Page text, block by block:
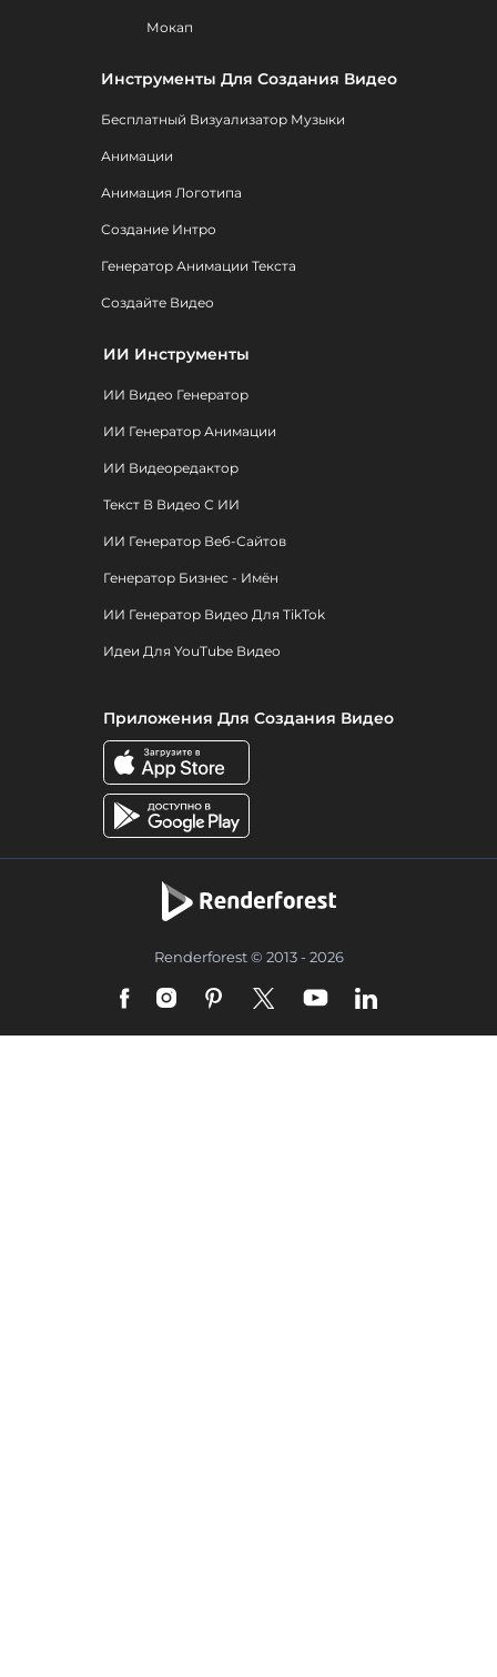
Мокап
Инструменты Для Создания Видео
Бесплатный Визуализатор Музыки
Анимации
Анимация Логотипа
Создание Интро
Генератор Анимации Текста
Создайте Видео
ИИ Инструменты
ИИ Видео Генератор
ИИ Генератор Анимации
ИИ Видеоредактор
Текст В Видео С ИИ
ИИ Генератор Веб-Сайтов
Генератор Бизнес - Имён
ИИ Генератор Видео Для TikTok
Идеи Для YouTube Видео
Приложения Для Создания Видео
Renderforest © 2013 - 2026